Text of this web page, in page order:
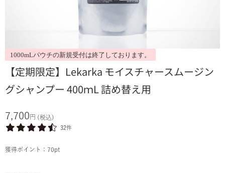
1000mLパウチの新規受付は終了しております。
【定期限定】Lekarka モイスチャースムージン
グシャンプー 400ｍL 詰め替え用
7,700 円 (税込)
32件
獲得ポイント： 70pt